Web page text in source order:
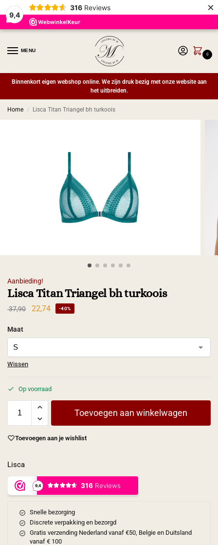
9,4
316 Reviews ×
MENU
0
Binnenkort eigen webshop online. We zijn druk bezig met onze website aan
het uitbreiden.
Home / Lisca Titan Triangel bh turkoois
Aanbieding!
Lisca Titan Triangel bh turkoois
37,90 22,74 -40%
Maat
Wissen
Op voorraad
Toevoegen aan winkelwagen
Toevoegen aan je wishlist
Lisca
Snelle bezorging
Discrete verpakking en bezorgd
Gratis verzending Nederland vanaf €50, Belgie en Duitsland
vanaf € 100